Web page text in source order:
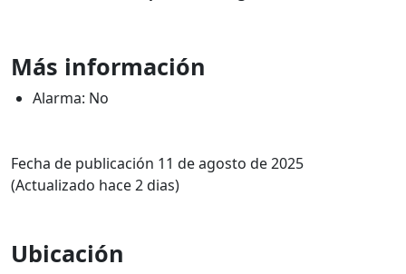
Más información
Alarma: No
Fecha de publicación 11 de agosto de 2025
(Actualizado hace 2 dias)
Ubicación